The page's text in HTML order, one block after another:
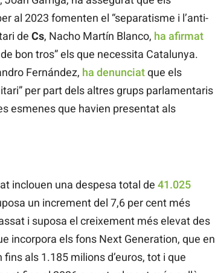
al 2023 fomenten el “separatisme i l’anti-
de Cs, Nacho Martín Blanco, ha afirmat
bon tros” els que necessita Catalunya.
Fernández, ha denunciatque els
per part dels altres grups parlamentaris
esmenes que havien presentat als
inclouen una despesa total de 41.025
un increment del 7,6 per cent més
i suposa el creixement més elevat des
incorpora els fons Next Generation, que en
als 1.185 milions d’euros, tot i que